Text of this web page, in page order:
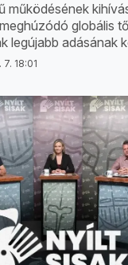
működésének
globális
legújabb adásának
18:01